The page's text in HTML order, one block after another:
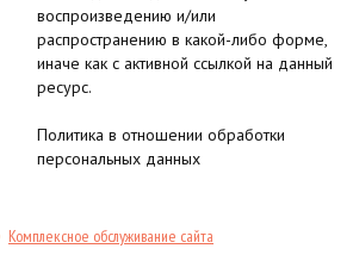
воспроизведению и/или
распространению в какой-либо форме,
иначе как с активной ссылкой на данный
ресурс.
Политика в отношении обработки
персональных данных
Комплексное обслуживание сайта